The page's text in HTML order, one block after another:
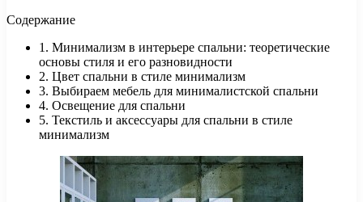
Содержание
1. Минимализм в интерьере спальни: теоретические
основы стиля и его разновидности
2. Цвет спальни в стиле минимализм
3. Выбираем мебель для минималистской спальни
4. Освещение для спальни
5. Текстиль и аксессуары для спальни в стиле
минимализм